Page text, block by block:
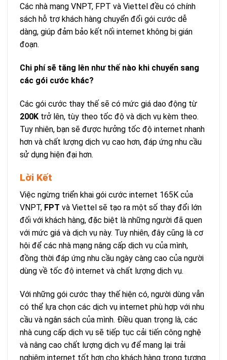
Các nhà mạng VNPT, FPT và Viettel đều có chính
sách hỗ trợ khách hàng chuyển đổi gói cước dễ
dàng, giúp đảm bảo kết nối internet không bị gián
đoạn.
Chi phí sẽ tăng lên như thế nào khi chuyển sang
các gói cước khác?
Các gói cước thay thế sẽ có mức giá dao động từ
200K trở lên, tùy theo tốc độ và dịch vụ kèm theo.
Tuy nhiên, bạn sẽ được hưởng tốc độ internet nhanh
hơn và chất lượng dịch vụ cao hơn, đáp ứng nhu cầu
sử dụng hiện đại hơn.
Lời Kết
Việc ngừng triển khai gói cước internet 165K của
VNPT, FPT và Viettel sẽ tạo ra một số thay đổi lớn
đối với khách hàng, đặc biệt là những người đã quen
với mức giá và dịch vụ này. Tuy nhiên, đây cũng là cơ
hội để các nhà mạng nâng cấp dịch vụ của mình,
đồng thời đáp ứng nhu cầu ngày càng cao của người
dùng về tốc độ internet và chất lượng dịch vụ.
Với những gói cước thay thế hiện có, người dùng vẫn
có thể lựa chọn các dịch vụ internet phù hợp với nhu
cầu và ngân sách của mình. Điều quan trọng là, các
nhà cung cấp dịch vụ sẽ tiếp tục cải tiến công nghệ
và nâng cao chất lượng dịch vụ để mang lại trải
nghiệm internet tốt hơn cho khách hàng trong tương